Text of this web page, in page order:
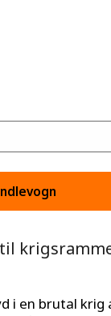
i en brutal